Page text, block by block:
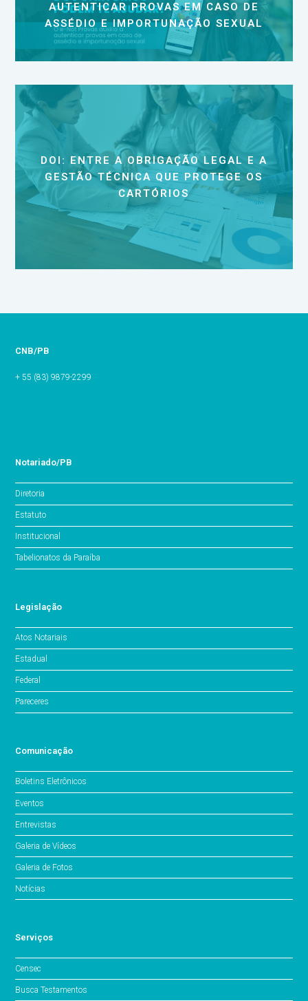
AUTENTICAR PROVAS EM CASO DE
ASSÉDIO E IMPORTUNAÇÃO SEXUAL
DOI: ENTRE A OBRIGAÇÃO LEGAL E A
GESTÃO TÉCNICA QUE PROTEGE OS
CARTÓRIOS
CNB/PB
+ 55 (83) 9879-2299
Notariado/PB
Diretoria
Estatuto
Institucional
Tabelionatos da Paraíba
Legislação
Atos Notariais
Estadual
Federal
Pareceres
Comunicação
Boletins Eletrônicos
Eventos
Entrevistas
Galeria de Vídeos
Galeria de Fotos
Notícias
Serviços
Censec
Busca Testamentos